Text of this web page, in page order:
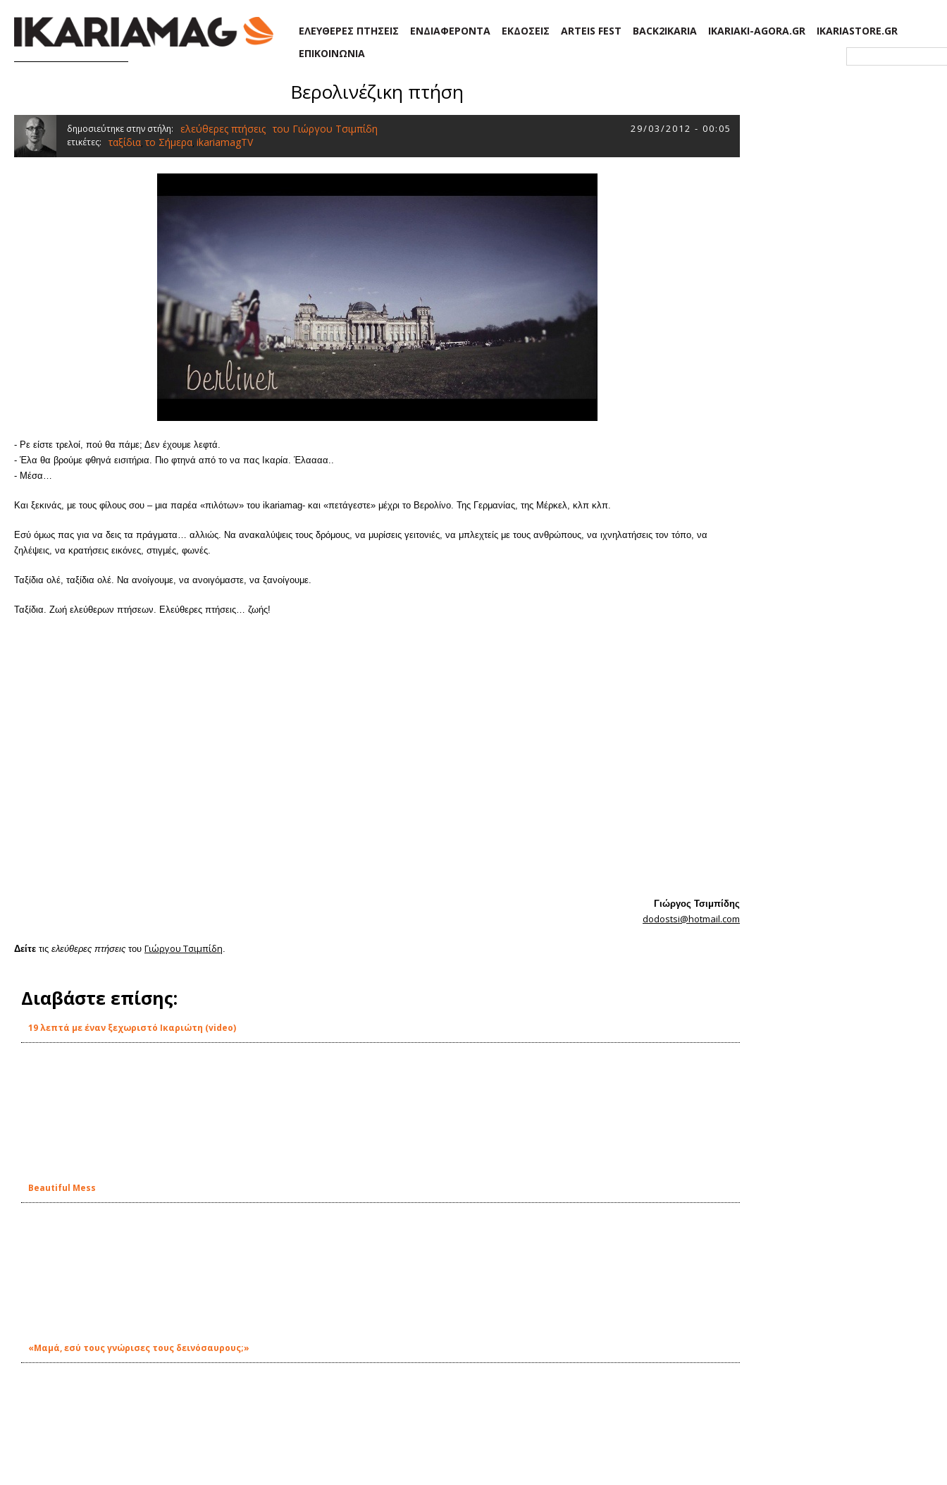
ΕΛΕΥΘΕΡΕΣ ΠΤΗΣΕΙΣ ΕΝΔΙΑΦΕΡΟΝΤΑ ΕΚΔΟΣΕΙΣ ARTEIS FEST BACK2IKARIA IKARIAKI-AGORA.GR
IKARIASTORE.GR
ΕΠΙΚΟΙΝΩΝΙΑ
Βερολινέζικη πτήση
δημοσιεύτηκε στην στήλη: ελεύθερες πτήσεις του Γιώργου Τσιμπίδη 29/03/2012 - 00:05
ετικέτες: ταξίδια, το Σήμερα, ikariamagTV
- Ρε είστε τρελοί, πού θα πάμε; Δεν έχουμε λεφτά.
- Έλα θα βρούμε φθηνά εισιτήρια. Πιο φτηνά από το να πας Ικαρία. Έλαααα..
- Μέσα…
Και ξεκινάς, με τους φίλους σου – μια παρέα «πιλότων» του ikariamag- και «πετάγεστε» μέχρι το Βερολίνο. Της Γερμανίας, της Μέρκελ, κλπ κλπ.
Εσύ όμως πας για να δεις τα πράγματα… αλλιώς. Να ανακαλύψεις τους δρόμους, να μυρίσεις γειτονιές, να μπλεχτείς με τους ανθρώπους, να ιχνηλατήσεις τον τόπο, να
ζηλέψεις, να κρατήσεις εικόνες, στιγμές, φωνές.
Ταξίδια ολέ, ταξίδια ολέ. Να ανοίγουμε, να ανοιγόμαστε, να ξανοίγουμε.
Ταξίδια. Ζωή ελεύθερων πτήσεων. Ελεύθερες πτήσεις… ζωής!
Γιώργος Τσιμπίδης
dodostsi@hotmail.com
Δείτε τις ελεύθερες πτήσεις του Γιώργου Τσιμπίδη.
Διαβάστε επίσης:
19 λεπτά με έναν ξεχωριστό Ικαριώτη (video)
Beautiful Mess
«Μαμά, εσύ τους γνώρισες τους δεινόσαυρους;»